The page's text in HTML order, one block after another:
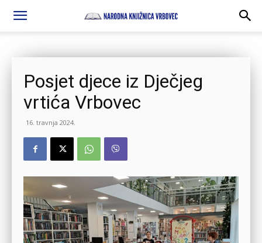
Posjet djece iz Dječjeg
vrtića Vrbovec
16. travnja 2024.